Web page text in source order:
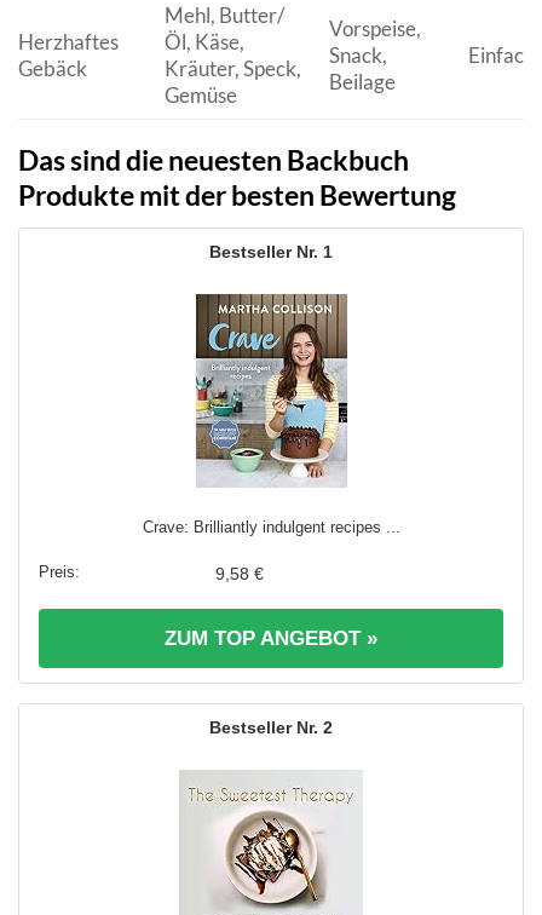
Herzhaftes
Gebäck
Mehl, Butter/
Öl, Käse,
Kräuter, Speck,
Gemüse
Vorspeise,
Snack,
Beilage
Das sind die neuesten Backbuch
Produkte mit der besten Bewertung
1
Crave: Brilliantly indulgent recipes ...
9,58 €
ZUM TOP ANGEBOT »
2